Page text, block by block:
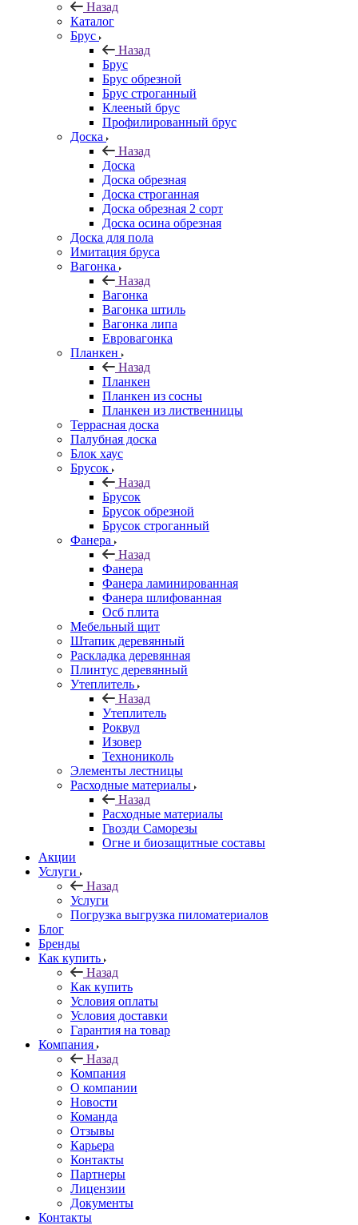
Назад
Каталог
Брус
Назад
Брус
Брус обрезной
Брус строганный
Клееный брус
Профилированный брус
Доска
Назад
Доска
Доска обрезная
Доска строганная
Доска обрезная 2 сорт
Доска осина обрезная
Доска для пола
Имитация бруса
Вагонка
Назад
Вагонка
Вагонка штиль
Вагонка липа
Евровагонка
Планкен
Назад
Планкен
Планкен из сосны
Планкен из лиственницы
Террасная доска
Палубная доска
Блок хаус
Брусок
Назад
Брусок
Брусок обрезной
Брусок строганный
Фанера
Назад
Фанера
Фанера ламинированная
Фанера шлифованная
Осб плита
Мебельный щит
Штапик деревянный
Раскладка деревянная
Плинтус деревянный
Утеплитель
Назад
Утеплитель
Роквул
Изовер
Технониколь
Элементы лестницы
Расходные материалы
Назад
Расходные материалы
Гвозди Саморезы
Огне и биозащитные составы
Акции
Услуги
Назад
Услуги
Погрузка выгрузка пиломатериалов
Блог
Бренды
Как купить
Назад
Как купить
Условия оплаты
Условия доставки
Гарантия на товар
Компания
Назад
Компания
О компании
Новости
Команда
Отзывы
Карьера
Контакты
Партнеры
Лицензии
Документы
Контакты